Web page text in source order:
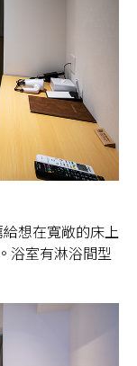
想在寬敞的床上
浴室有淋浴間型